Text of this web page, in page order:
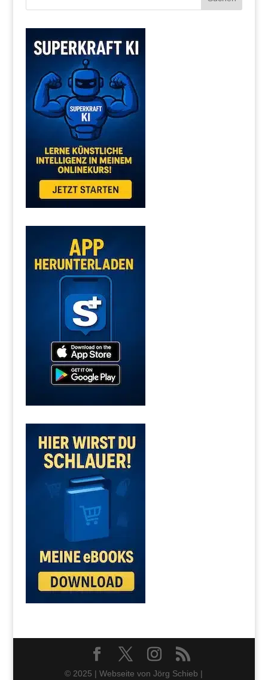
© 2025 | Webseite von Jörg Schieb |